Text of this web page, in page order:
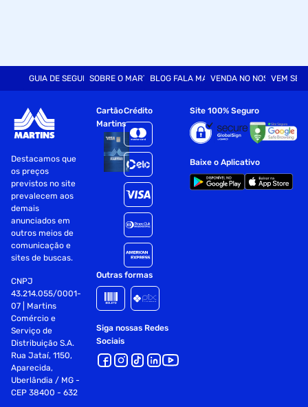
GUIA DE SEGURANÇASOBRE O MARTINSBLOG FALA MARTVENDA NO NOSSO SITE
VEM SER
Destacamos que
os preços
previstos no site
prevalecem aos
demais
anunciados em
outros meios de
comunicação e
sites de buscas.
CNPJ
43.214.055/0001-
07 | Martins
Comércio e
Serviço de
Distribuição S.A.
Rua Jataí, 1150,
Aparecida,
Uberlândia / MG -
CEP 38400 - 632
Cartão
Martins
Crédito
Outras formas
Siga nossas Redes
Sociais
Site 100% Seguro
Baixe o Aplicativo